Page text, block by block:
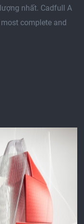
nhất. Cadfull A
complete and